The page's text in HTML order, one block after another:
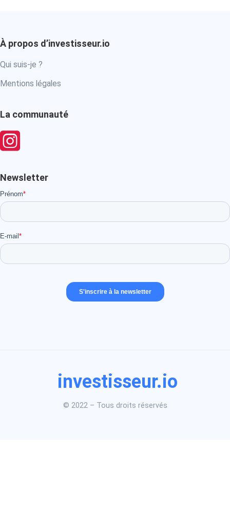
À propos d’investisseur.io
Qui suis-je ?
Mentions légales
La communauté
Newsletter
investisseur.io
© 2022 – Tous droits réservés